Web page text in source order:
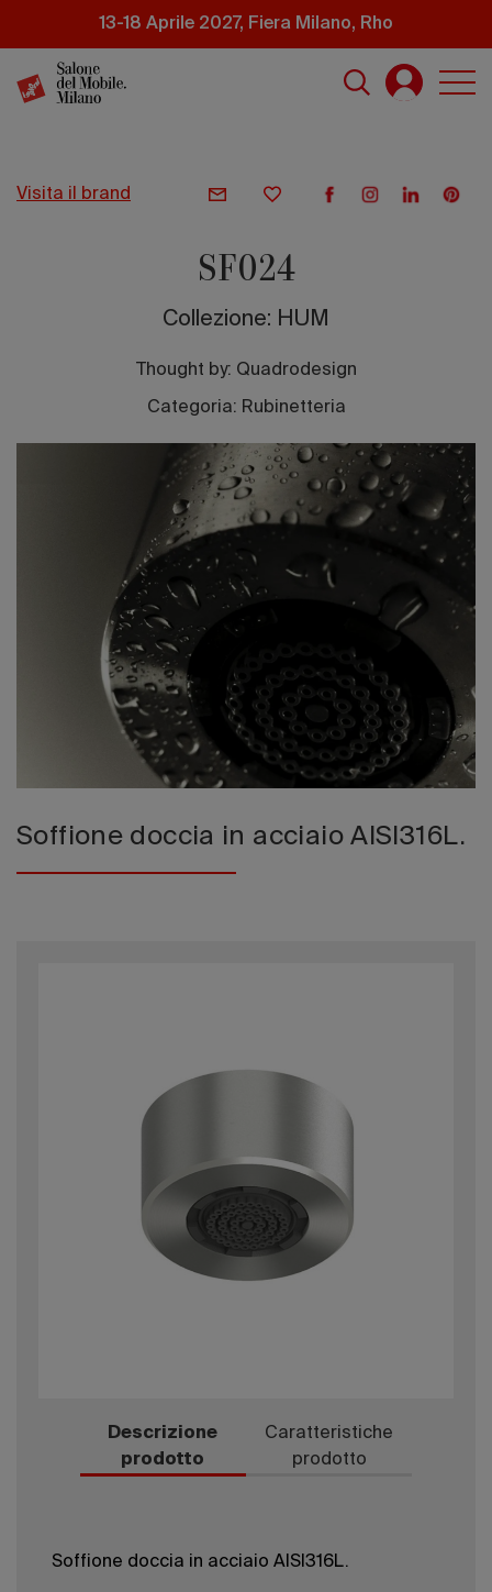
principale
13-18 Aprile 2027, Fiera Milano, Rho
Edizione
visita il brand
SF024
Collezione: HUM
Thought by: Quadrodesign
Categoria: Rubinetteria
Soffione doccia in acciaio AISI316L.
Descrizione
prodotto
Caratteristiche
prodotto
Soffione doccia in acciaio AISI316L.